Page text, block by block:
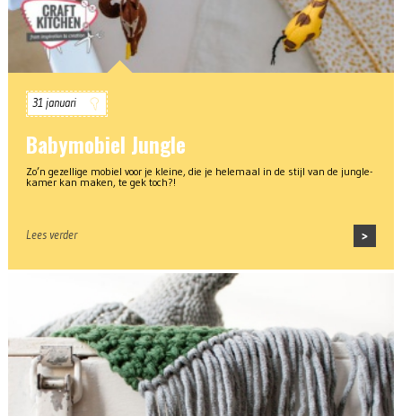
31 januari
Babymobiel Jungle
Zo’n gezellige mobiel voor je kleine, die je helemaal in de stijl van de jungle-
kamer kan maken, te gek toch?!
Lees verder